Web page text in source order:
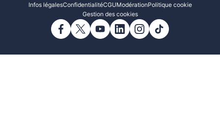
Infos légalesConfidentialitéCGUModérationPolitique cookie
Gestion des cookies